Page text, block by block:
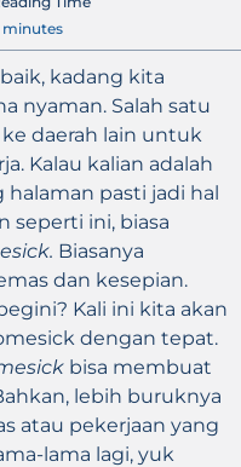
minutes
kadang kita
nyaman. Salah satu
daerah lain untuk
Kalau kalian adalah
pasti jadi hal
seperti ini, biasa
Biasanya
dan kesepian.
Kali ini kita akan
dengan tepat.
bisa membuat
lebih buruknya
atau pekerjaan yang
lama lagi, yuk